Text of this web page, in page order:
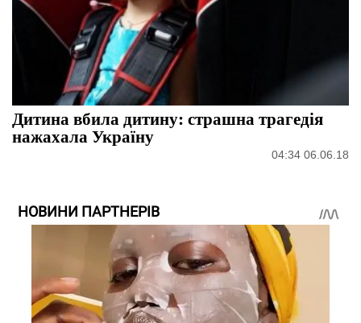
Дитина вбила дитину: страшна трагедія
нажахала Україну
04:34 06.06.18
НОВИНИ ПАРТНЕРІВ